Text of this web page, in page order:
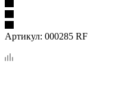
Артикул: 000285 RF